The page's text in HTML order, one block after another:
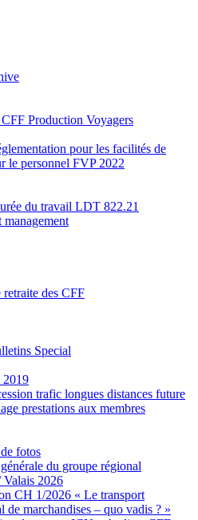
Production Voyagers
pour les facilités de
le personnel FVP 2022
du travail LDT 822.21
retraite des CFF
Special
trafic longues distances future
prestations aux membres
fotos
du groupe régional
Valais 2026
CH 1/2026 « Le transport
de marchandises – quo vadis ? »